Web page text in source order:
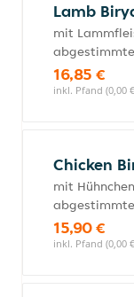
Lamb
mit
16,85 €
inkl. Pfand (0,00
Chicken
mit
15,90 €
inkl. Pfand (0,00